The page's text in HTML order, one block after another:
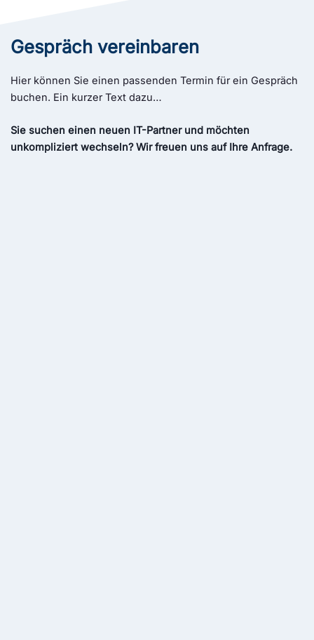
Gespräch vereinbaren
Hier können Sie einen passenden Termin für ein Gespräch
buchen. Ein kurzer Text dazu…
Sie suchen einen neuen IT-Partner und möchten
unkompliziert wechseln? Wir freuen uns auf Ihre Anfrage.